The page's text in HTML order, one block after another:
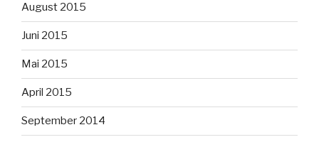
August 2015
Juni 2015
Mai 2015
April 2015
September 2014